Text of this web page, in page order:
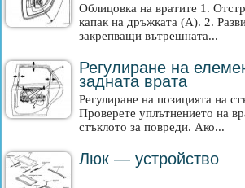
Облицовка на вратите 1.
капак на дръжката (A). 2.
закрепващи вътрешната...
Регулиране на
задната врата
Регулиране на позицията на
Проверете уплътнението на
стъклото за повреди. Ако...
Люк — устройство